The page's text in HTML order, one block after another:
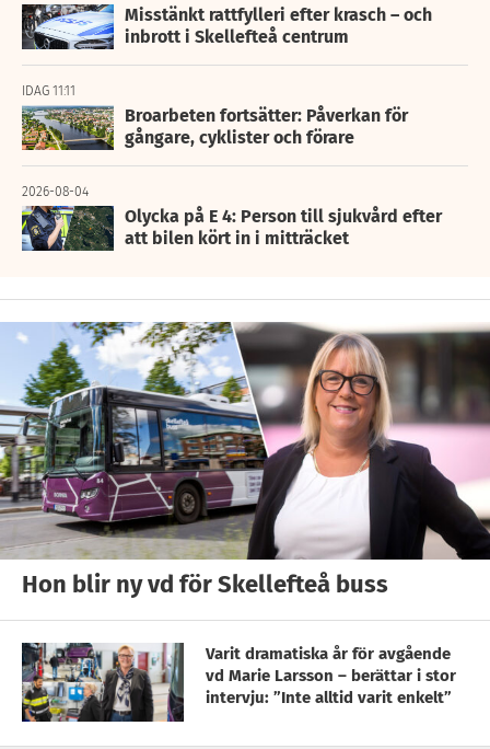
Misstänkt rattfylleri efter krasch – och
inbrott i Skellefteå centrum
IDAG 11:11
Broarbeten fortsätter: Påverkan för
gångare, cyklister och förare
2026-08-04
Olycka på E 4: Person till sjukvård efter
att bilen kört in i mitträcket
Hon blir ny vd för Skellefteå buss
Varit dramatiska år för avgående
vd Marie Larsson – berättar i stor
intervju: ”Inte alltid varit enkelt”